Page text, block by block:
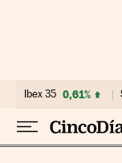
Ibex 35 0,61%